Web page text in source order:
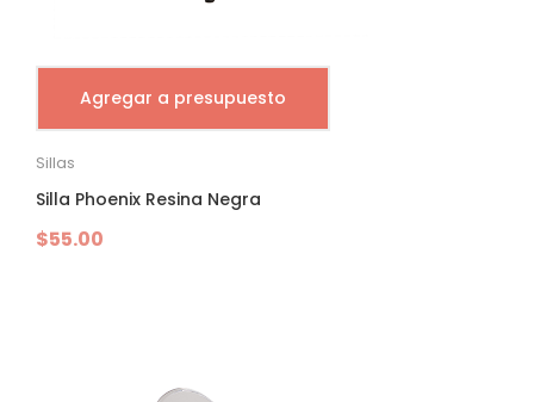
Agregar a presupuesto
Sillas
Silla Phoenix Resina Negra
$55.00